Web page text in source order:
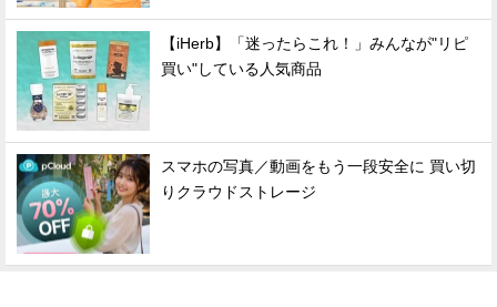
【iHerb】「迷ったらこれ！」みんなが"リピ
買い"している人気商品
スマホの写真／動画をもう一段安全に 買い切
りクラウドストレージ